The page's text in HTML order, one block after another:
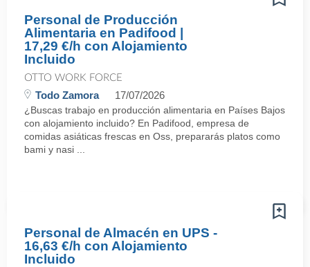
Personal de Producción
Alimentaria en Padifood |
17,29 €/h con Alojamiento
Incluido
OTTO WORK FORCE
Todo Zamora 17/07/2026
¿Buscas trabajo en producción alimentaria en Países Bajos
con alojamiento incluido? En Padifood, empresa de
comidas asiáticas frescas en Oss, prepararás platos como
bami y nasi ...
Personal de Almacén en UPS -
16,63 €/h con Alojamiento
Incluido